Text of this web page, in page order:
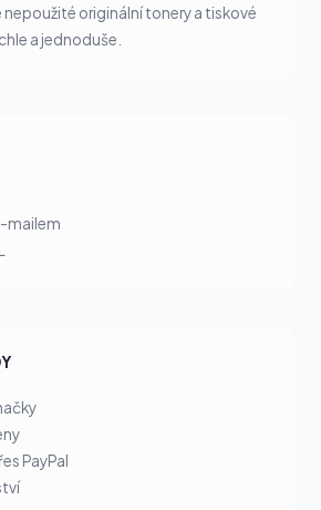
nepoužité originální tonery a tiskové
a jednoduše.
mailem
PayPal